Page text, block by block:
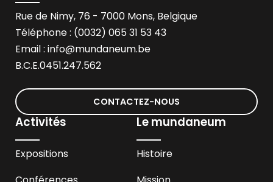
Rue de Nimy, 76 - 7000 Mons, Belgique
Téléphone : (0032) 065 31 53 43
Email : info@mundaneum.be
B.C.E.0451.247.562
CONTACTEZ-NOUS
Activités
Expositions
Le mundaneum
Histoire